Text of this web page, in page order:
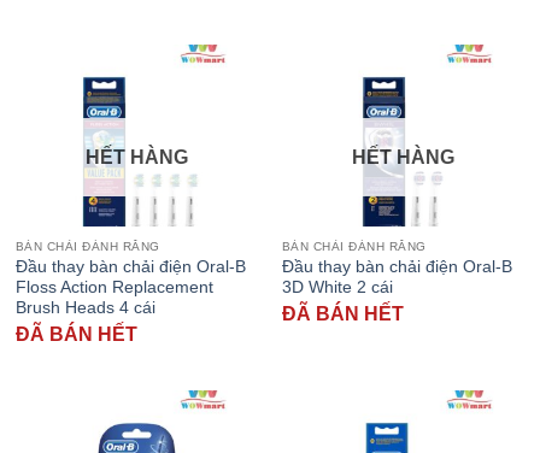
HẾT HÀNG
BÀN CHẢI ĐÁNH RĂNG
Đầu thay bàn chải điện Oral-B
Floss Action Replacement
Brush Heads 4 cái
ĐÃ BÁN HẾT
HẾT HÀNG
BÀN CHẢI ĐÁNH RĂNG
Đầu thay bàn chải điện Oral-B
3D White 2 cái
ĐÃ BÁN HẾT